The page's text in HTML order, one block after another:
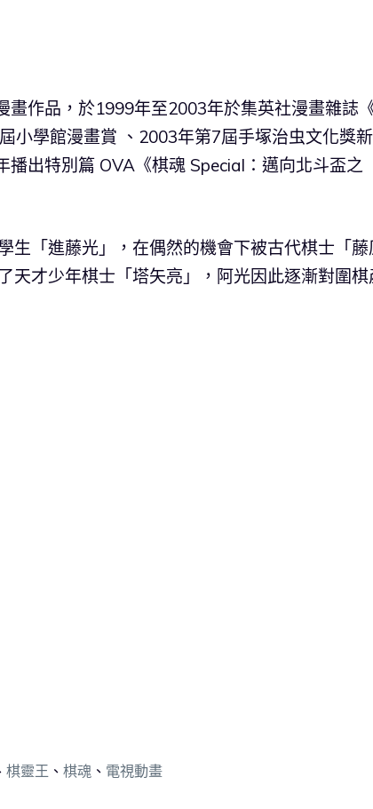
畫作品，於1999年至2003年於集英社漫畫雜誌
小學館漫畫賞 、2003年第7屆手塚治虫文化獎
出特別篇 OVA《棋魂 Special：邁向北斗盃之
生「進藤光」，在偶然的機會下被古代棋士「藤
天才少年棋士「塔矢亮」，阿光因此逐漸對圍棋
棋靈王 、 棋魂 、 電視動畫